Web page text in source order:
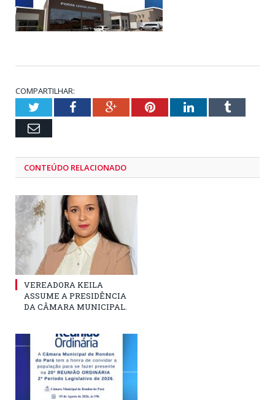
COMPARTILHAR:
TwitterFacebookGoogle+PinterestLinkedInTumblr
Email
CONTEÚDO RELACIONADO
VEREADORA KEILA
ASSUME A PRESIDÊNCIA
DA CÂMARA MUNICIPAL.